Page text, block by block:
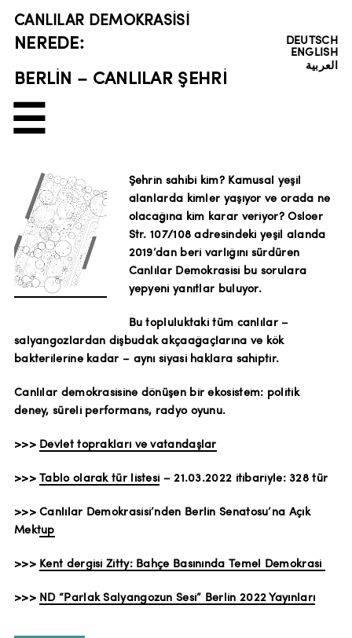
CANLILAR DEMOKRASISI
NEREDE:
BERLİN – CANLILAR ŞEHRİ
☰
DEUTSCH
ENGLISH
العربية
Şehrin sahibi kim? Kamusal yeşil
alanlarda kimler yaşıyor ve orada ne
olacağına kim karar veriyor? Osloer
Str. 107/108 adresindeki yeşil alanda
2019’dan beri varlığını sürdüren
Canlılar Demokrasisi bu sorulara
yepyeni yanıtlar buluyor.
Bu topluluktaki tüm canlılar –
salyangozlardan dişbudak akçaağaçlarına ve kök
bakterilerine kadar – aynı siyasi haklara sahiptir.
Canlılar demokrasisine dönüşen bir ekosistem: politik
deney, süreli performans, radyo oyunu.
>>> Devlet toprakları ve vatandaşlar
>>>Tablo olarak tür listesi – 21.03.2022 itibariyle: 328 tür
>>>Canlılar Demokrasisi’nden Berlin Senatosu’na Açık
Mektup
>>> Kent dergisi Zitty: Bahçe Basınında Temel Demokrasi
>>> ND “Parlak Salyangozun Sesi” Berlin 2022 Yayınları